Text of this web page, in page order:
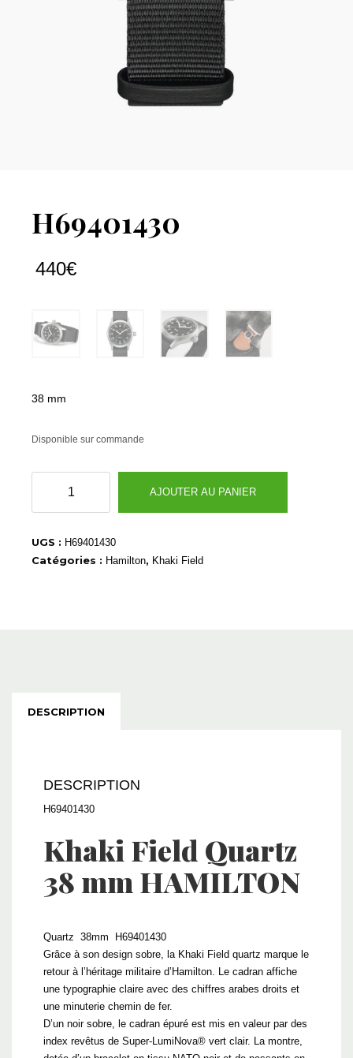
H69401430
440€
38 mm
Disponible sur commande
H69401430
AJOUTER AU PANIER
UGS : H69401430
Catégories : Hamilton, Khaki Field
DESCRIPTION
DESCRIPTION
H69401430
Khaki Field Quartz
38 mm HAMILTON
Quartz 38mm H69401430
Grâce à son design sobre, la Khaki Field quartz marque le
retour à l’héritage militaire d’Hamilton. Le cadran affiche
une typographie claire avec des chiffres arabes droits et
une minuterie chemin de fer.
D’un noir sobre, le cadran épuré est mis en valeur par des
index revêtus de Super-LumiNova® vert clair. La montre,